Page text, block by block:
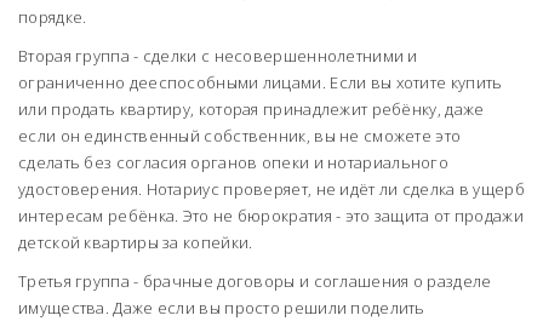
порядке.
Вторая группа - сделки с несовершеннолетними и
ограниченно дееспособными лицами. Если вы хотите купить
или продать квартиру, которая принадлежит ребёнку, даже
если он единственный собственник, вы не сможете это
сделать без согласия органов опеки и нотариального
удостоверения. Нотариус проверяет, не идёт ли сделка в ущерб
интересам ребёнка. Это не бюрократия - это защита от продажи
детской квартиры за копейки.
Третья группа - брачные договоры и соглашения о разделе
имущества. Даже если вы просто решили поделить